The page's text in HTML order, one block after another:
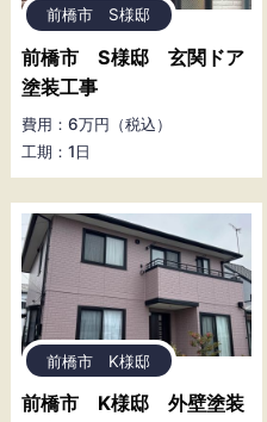
前橋市 S様邸
前橋市 S様邸 玄関ドア
塗装工事
費用：6万円（税込）
工期：1日
前橋市 K様邸
前橋市 K様邸 外壁塗装